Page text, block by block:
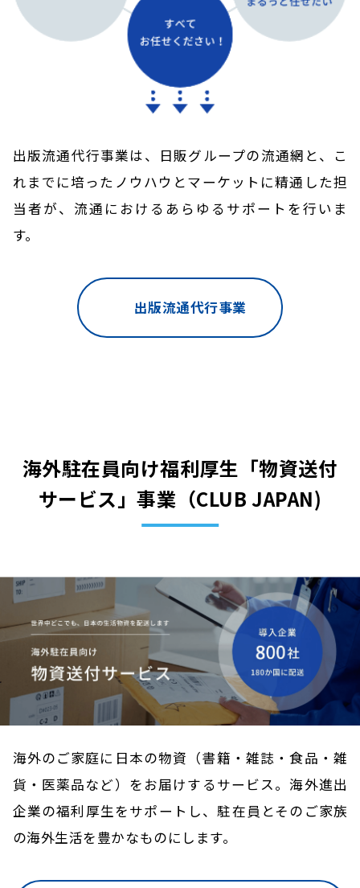
出版流通代行事業は、日販グループの流通網と、こ
れまでに培ったノウハウとマーケットに精通した担
当者が、 流通におけるあらゆるサポートを行いま
す。
出版流通代行事業
海外駐在員向け福利厚生「物資送付
サービス」事業（CLUB JAPAN)
海外のご家庭に日本の物資（書籍・雑誌・食品・雑
貨・医薬品など）をお届けするサービス。海外進出
企業の福利厚生をサポートし、駐在員とそのご家族
の海外生活を豊かなものにします。